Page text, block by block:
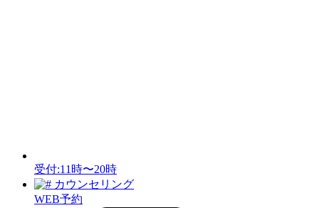
受付:11時〜20時
カウンセリング
WEB予約